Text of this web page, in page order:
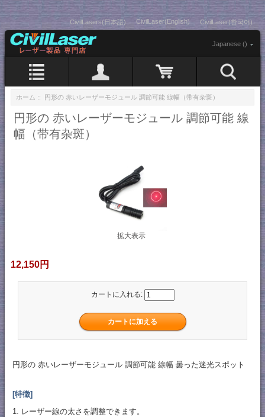
CivilLasers(日本語) CivilLaser(English) CivilLaser(한국어)
Japanese ()
ホーム :: 円形の 赤いレーザーモジュール 調節可能 線幅（带有杂斑）
円形の 赤いレーザーモジュール 調節可能 線
幅（带有杂斑）
拡大表示
12,150円
カートに入れる:
円形の 赤いレーザーモジュール 調節可能 線幅 曇った迷光スポット
[特徴]
1. レーザー線の太さを調整できます。